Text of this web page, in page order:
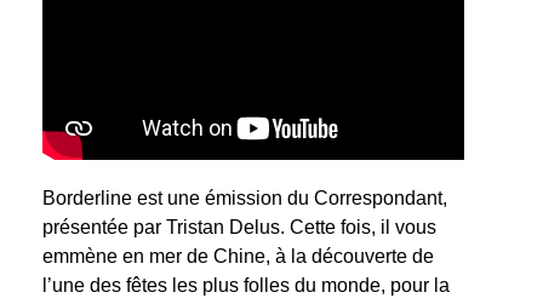
Borderline est une émission du Correspondant,
présentée par Tristan Delus. Cette fois, il vous
emmène en mer de Chine, à la découverte de
l’une des fêtes les plus folles du monde, pour la